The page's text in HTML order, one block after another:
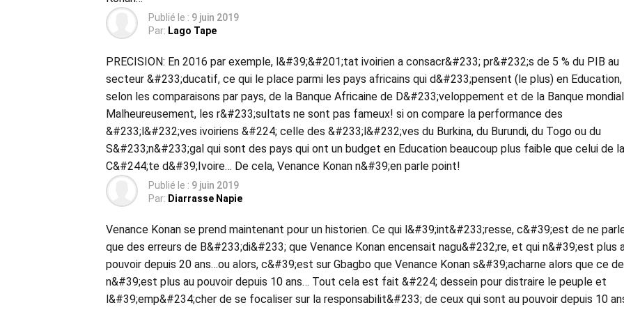
Publié le : 9 juin 2019
Par: Lago Tape
PRECISION: En 2016 par exemple, l&#39;&#201;tat ivoirien a consacr&#233; pr&#232;s de 5 % du PIB au
secteur &#233;ducatif, ce qui le place parmi les pays africains qui d&#233;pensent (le plus) en Education,
selon les comparaisons par pays, de la Banque Africaine de D&#233;veloppement et de la Banque
Malheureusement, les r&#233;sultats ne sont pas fameux! si on compare la performance des
&#233;l&#232;ves ivoiriens &#224; celle des &#233;l&#232;ves du Burkina, du Burundi, du Togo ou du
S&#233;n&#233;gal qui sont des pays qui ont un budget en Education beaucoup plus faible que celui de la
C&#244;te d&#39;Ivoire… De cela, Venance Konan n&#39;en parle point!
Publié le : 9 juin 2019
Par: Diarrasse Napie
Venance Konan se prend maintenant pour un historien. Ce qui l&#39;int&#233;resse, c&#39;est de ne
que des erreurs de B&#233;di&#233; que Venance Konan encensait nagu&#232;re, et qui n&#39;est plus
pouvoir depuis 20 ans…ou alors, c&#39;est sur Gbagbo que Venance Konan s&#39;acharne alors que ce
n&#39;est plus au pouvoir depuis 10 ans… Tout cela est fait &#224; dessein pour distraire le peuple et
l&#39;emp&#234;cher de se focaliser sur la responsabilit&#233; de ceux qui sont au pouvoir depuis 10